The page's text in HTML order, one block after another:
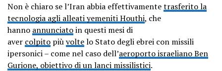
Non è chiaro se l’Iran abbia effettivamentetrasferito la
tecnologia agli alleati yemeniti Houthi, che
hanno annunciatoin questi mesi di
aver colpito piùvoltelo Stato degli ebrei con missili
ipersonici – come nel caso dell’aeroporto israeliano Ben
Gurione, obiettivo di un lanci missilistici.